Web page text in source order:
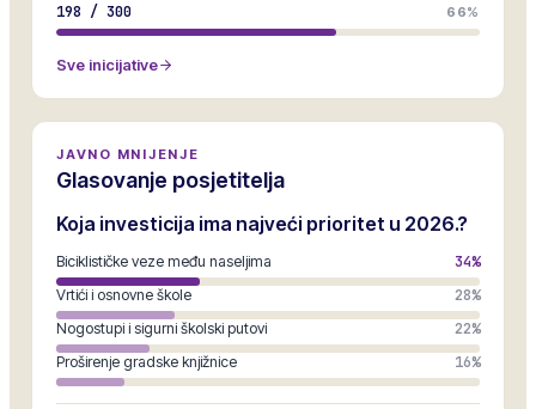
198 / 300 66%
Sve inicijative
JAVNO MNIJENJE
Glasovanje posjetitelja
Koja investicija ima najveći prioritet u 2026.?
Biciklističke veze među naseljima 34%
Vrtići i osnovne škole 28%
Nogostupi i sigurni školski putovi 22%
Proširenje gradske knjižnice 16%